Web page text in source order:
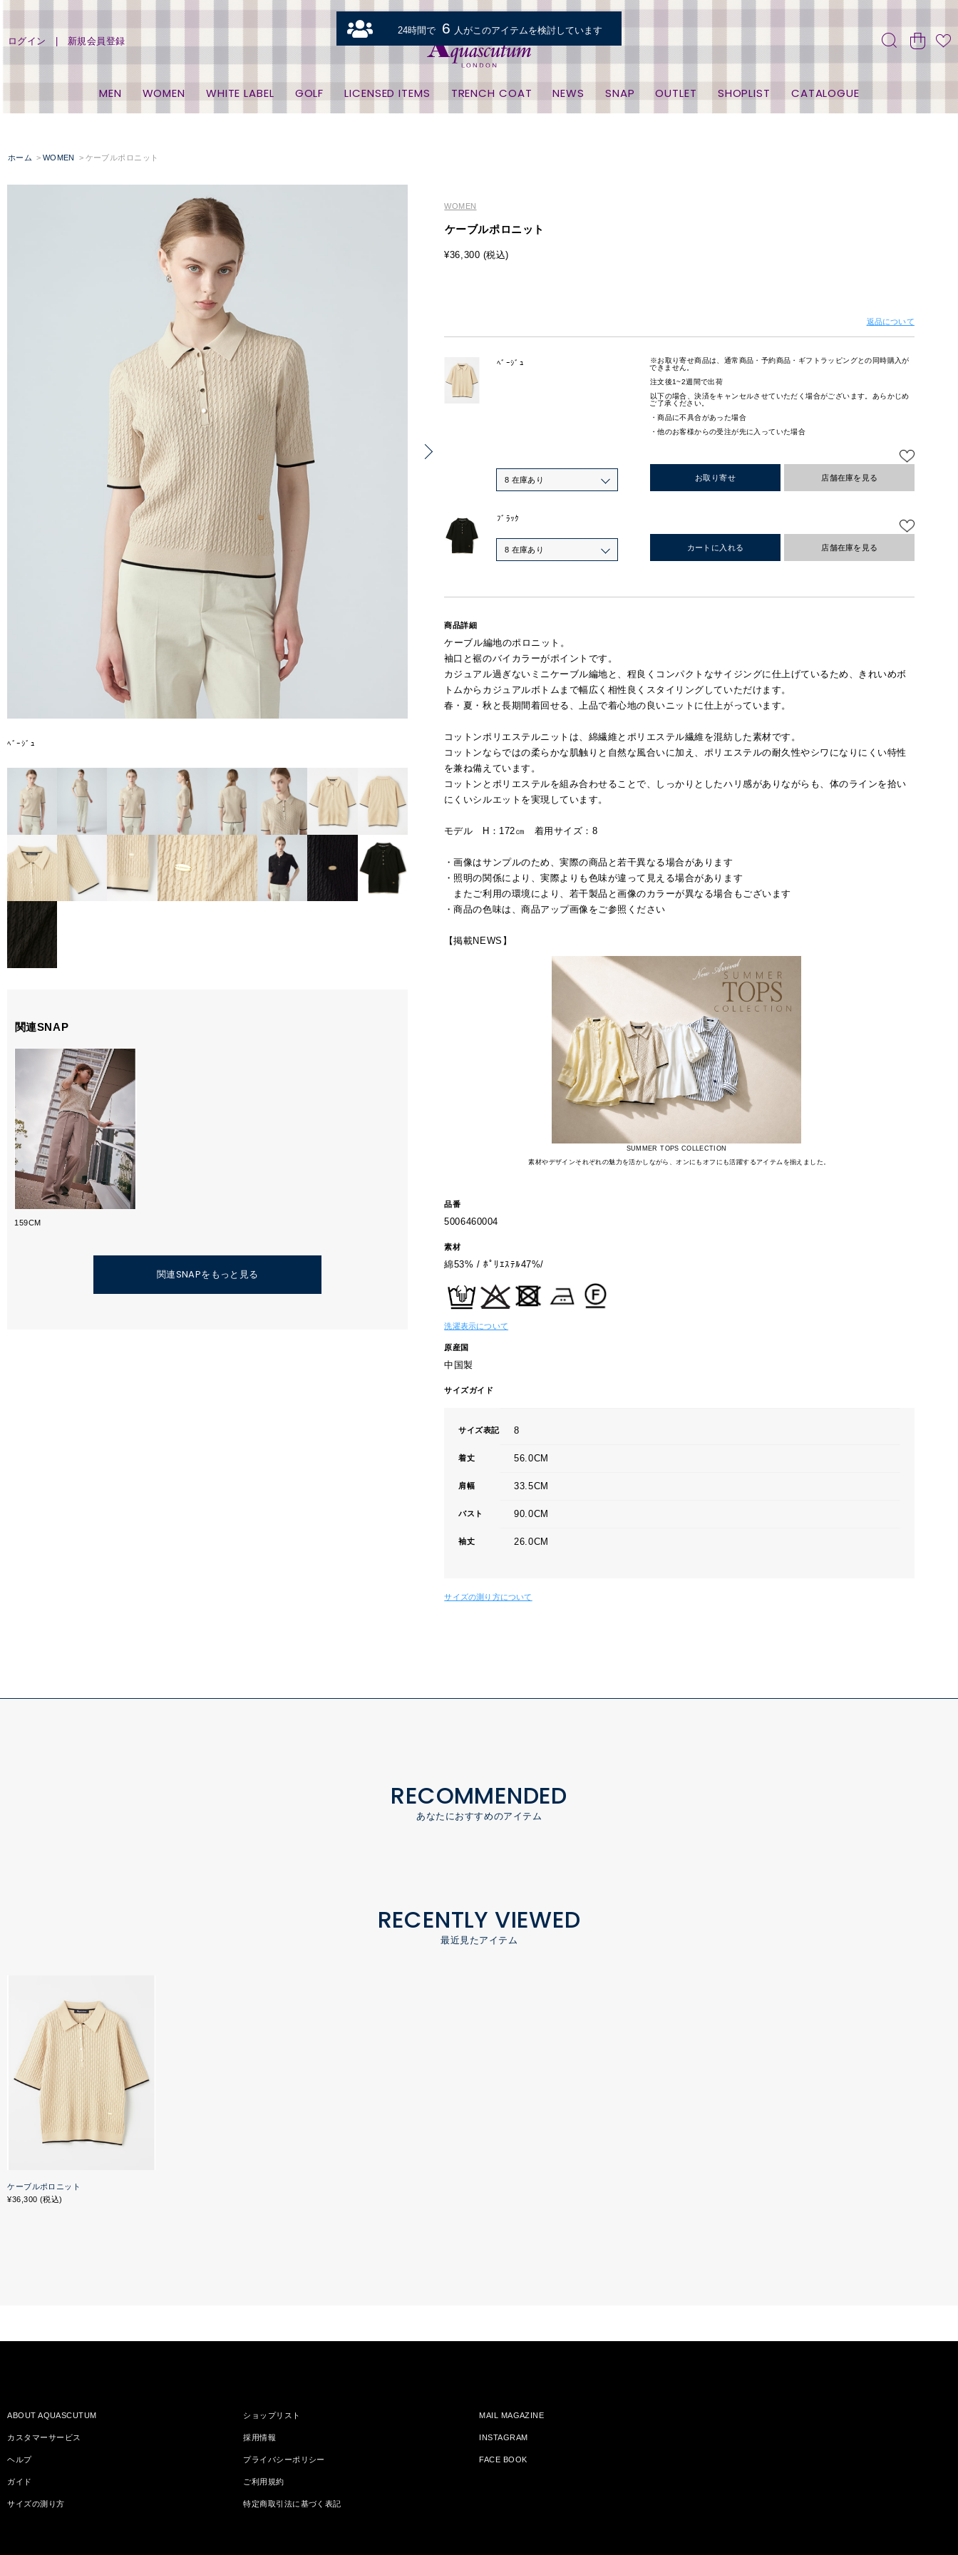
ログイン 新規会員登録
MEN WOMEN WHITE LABEL GOLF LICENSED ITEMS TRENCH COAT NEWS SNAP OUTLET SHOPLIST CATALOGUE
ホーム WOMEN ケーブルポロニット
ﾍﾞｰｼﾞｭ
関連SNAP
159CM
関連SNAPをもっと見る
WOMEN
ケーブルポロニット
¥36,300 (税込)
返品について
ﾍﾞｰｼﾞｭ
8 在庫あり お取り寄せ
※お取り寄せ商品は、通常商品・予約商品・ギフトラッピングとの同時購入が
できません。
注文後1~2週間で出荷
以下の場合、決済をキャンセルさせていただく場合がございます。あらかじめ
ご了承ください。
・商品に不具合があった場合
・他のお客様からの受注が先に入っていた場合
店舗在庫を見る
ﾌﾞﾗｯｸ
8 在庫あり カートに入れる 店舗在庫を見る
商品詳細
ケーブル編地のポロニット。
袖口と裾のバイカラーがポイントです。
カジュアル過ぎないミニケーブル編地と、程良くコンパクトなサイジングに仕上げているため、きれいめボ
トムからカジュアルボトムまで幅広く相性良くスタイリングしていただけます。
春・夏・秋と長期間着回せる、上品で着心地の良いニットに仕上がっています。
コットンポリエステルニットは、綿繊維とポリエステル繊維を混紡した素材です。
コットンならではの柔らかな肌触りと自然な風合いに加え、ポリエステルの耐久性やシワになりにくい特性
を兼ね備えています。
コットンとポリエステルを組み合わせることで、しっかりとしたハリ感がありながらも、体のラインを拾い
にくいシルエットを実現しています。
モデル H：172㎝ 着用サイズ：8
・画像はサンプルのため、実際の商品と若干異なる場合があります
・照明の関係により、実際よりも色味が違って見える場合があります
またご利用の環境により、若干製品と画像のカラーが異なる場合もございます
・商品の色味は、商品アップ画像をご参照ください
【掲載NEWS】
SUMMER TOPS COLLECTION
素材やデザインそれぞれの魅力を活かしながら、オンにもオフにも活躍するアイテムを揃えました。
品番
5006460004
素材
綿53% / ﾎﾟﾘｴｽﾃﾙ47%/
洗濯表示について
原産国
中国製
サイズガイド
サイズ表記 8
着丈 56.0CM
肩幅 33.5CM
バスト 90.0CM
袖丈 26.0CM
サイズの測り方について
RECOMMENDED
あなたにおすすめのアイテム
RECENTLY VIEWED
最近見たアイテム
ケーブルポロニット
¥36,300 (税込)
ABOUT AQUASCUTUM
カスタマーサービス
ヘルプ
ガイド
サイズの測り方
ショップリスト
採用情報
プライバシーポリシー
ご利用規約
特定商取引法に基づく表記
MAIL MAGAZINE
INSTAGRAM
FACE BOOK
24時間で 6 人がこのアイテムを検討しています